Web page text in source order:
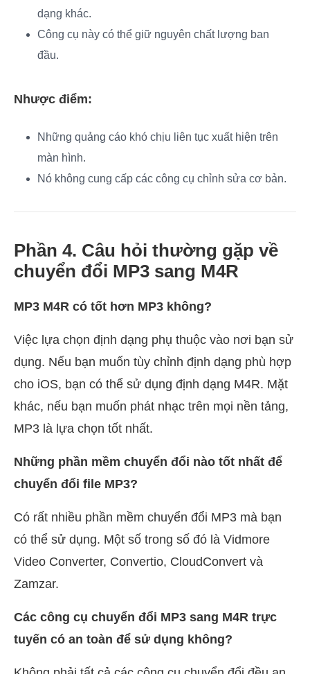
dạng khác.
Công cụ này có thể giữ nguyên chất lượng ban
đầu.
Nhược điểm:
Những quảng cáo khó chịu liên tục xuất hiện trên
màn hình.
Nó không cung cấp các công cụ chỉnh sửa cơ bản.
Phần 4. Câu hỏi thường gặp về
chuyển đổi MP3 sang M4R
MP3 M4R có tốt hơn MP3 không?
Việc lựa chọn định dạng phụ thuộc vào nơi bạn sử
dụng. Nếu bạn muốn tùy chỉnh định dạng phù hợp
cho iOS, bạn có thể sử dụng định dạng M4R. Mặt
khác, nếu bạn muốn phát nhạc trên mọi nền tảng,
MP3 là lựa chọn tốt nhất.
Những phần mềm chuyển đổi nào tốt nhất để
chuyển đổi file MP3?
Có rất nhiều phần mềm chuyển đổi MP3 mà bạn
có thể sử dụng. Một số trong số đó là Vidmore
Video Converter, Convertio, CloudConvert và
Zamzar.
Các công cụ chuyển đổi MP3 sang M4R trực
tuyến có an toàn để sử dụng không?